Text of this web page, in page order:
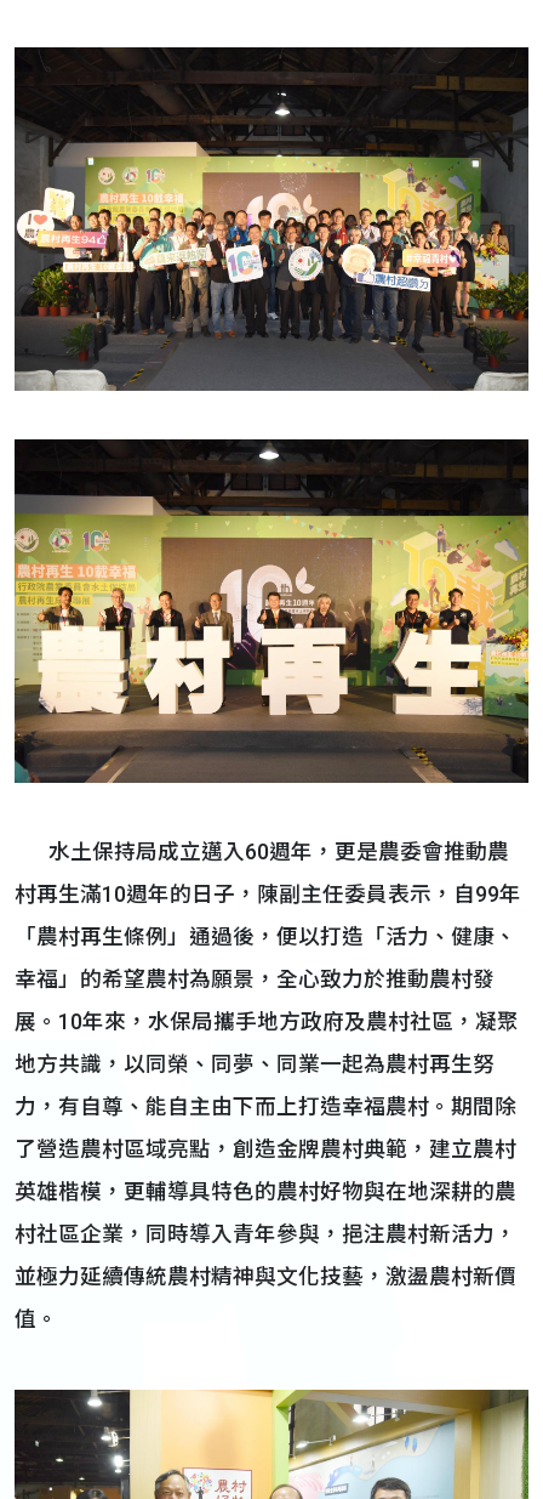
水土保持局成立邁入60週年，更是農委會推動農
村再生滿10週年的日子，陳副主任委員表示，自99年
「農村再生條例」通過後，便以打造「活力、健康、
幸福」的希望農村為願景，全心致力於推動農村發
展。10年來，水保局攜手地方政府及農村社區，凝聚
地方共識，以同榮、同夢、同業一起為農村再生努
力，有自尊、能自主由下而上打造幸福農村。期間除
了營造農村區域亮點，創造金牌農村典範，建立農村
英雄楷模，更輔導具特色的農村好物與在地深耕的農
村社區企業，同時導入青年參與，挹注農村新活力，
並極力延續傳統農村精神與文化技藝，激盪農村新價
值。